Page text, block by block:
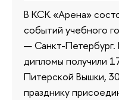
В КСК «Арена»
событий учебного
— Санкт-Петербург.
дипломы получили
Питерской Вышки,
празднику